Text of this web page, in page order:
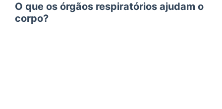
O que os órgãos respiratórios ajudam o
corpo?